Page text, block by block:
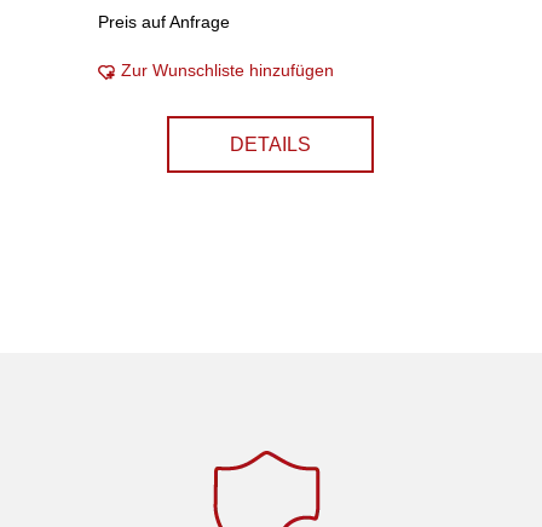
Preis auf Anfrage
Zur Wunschliste hinzufügen
DETAILS